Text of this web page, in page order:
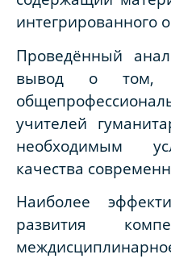
интегрированного
Проведённый
вывод о том,
учителей
необходимым
качества
Наиболее
развития